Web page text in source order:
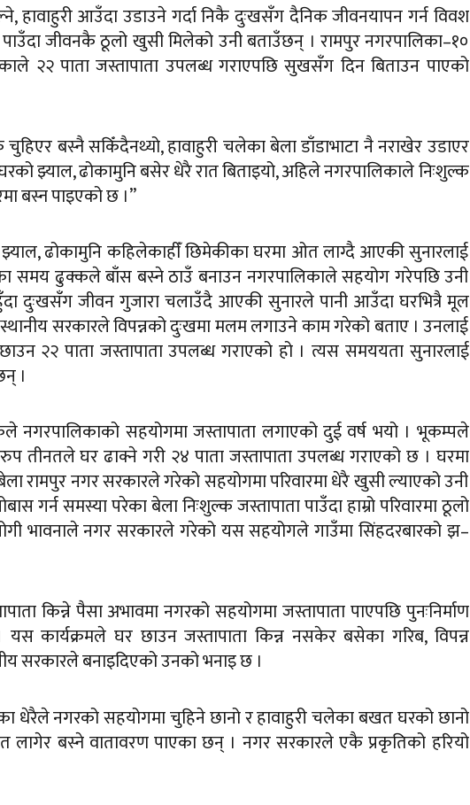
हावाहुरी आउँदा उडाउने गर्दा निकै दुःखसँग दैनिक जीवनयापन गर्न विवश
जीवनकै ठूलो खुसी मिलेको उनी बताउँछन् । रामपुर नगरपालिका–१०
२२ पाता जस्तापाता उपलब्ध गराएपछि सुखसँग दिन बिताउन पाएको
चुहिएर बस्नै सकिँदैनथ्यो, हावाहुरी चलेका बेला डाँडाभाटा नै नराखेर उडाएर
झ्याल, ढोकामुनि बसेर धेरै रात बिताइयो, अहिले नगरपालिकाले निःशुल्क
बस्न पाइएको छ ।”
ढोकामुनि कहिलेकाहीँ छिमेकीका घरमा ओत लाग्दै आएकी सुनारलाई
समय ढुक्कले बाँस बस्ने ठाउँ बनाउन नगरपालिकाले सहयोग गरेपछि उनी
दुःखसँग जीवन गुजारा चलाउँदै आएकी सुनारले पानी आउँदा घरभित्रै मूल
सरकारले विपन्नको दुःखमा मलम लगाउने काम गरेको बताए । उनलाई
२२ पाता जस्तापाता उपलब्ध गराएको हो । त्यस समययता सुनारलाई
।
नगरपालिकाको सहयोगमा जस्तापाता लगाएको दुई वर्ष भयो । भूकम्पले
तीनतले घर ढाक्ने गरी २४ पाता जस्तापाता उपलब्ध गराएको छ । घरमा
रामपुर नगर सरकारले गरेको सहयोगमा परिवारमा धेरै खुसी ल्याएको उनी
गर्न समस्या परेका बेला निःशुल्क जस्तापाता पाउँदा हाम्रो परिवारमा ठूलो
भावनाले नगर सरकारले गरेको यस सहयोगले गाउँमा सिंहदरबारको झ–
किन्ने पैसा अभावमा नगरको सहयोगमा जस्तापाता पाएपछि पुनःनिर्माण
कार्यक्रमले घर छाउन जस्तापाता किन्न नसकेर बसेका गरिब, विपन्न
सरकारले बनाइदिएको उनको भनाइ छ ।
धेरैले नगरको सहयोगमा चुहिने छानो र हावाहुरी चलेका बखत घरको छानो
लागेर बस्ने वातावरण पाएका छन् । नगर सरकारले एकै प्रकृतिको हरियो